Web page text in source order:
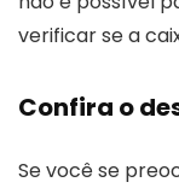
verificar se a
Confira o
Se você se